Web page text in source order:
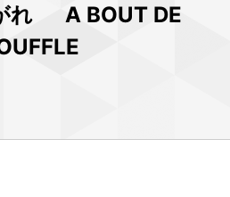
れ A BOUT DE